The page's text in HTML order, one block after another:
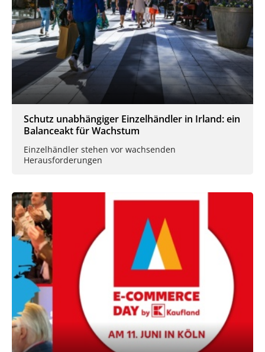
Schutz unabhängiger Einzelhändler in Irland: ein
Balanceakt für Wachstum
Einzelhändler stehen vor wachsenden
Herausforderungen